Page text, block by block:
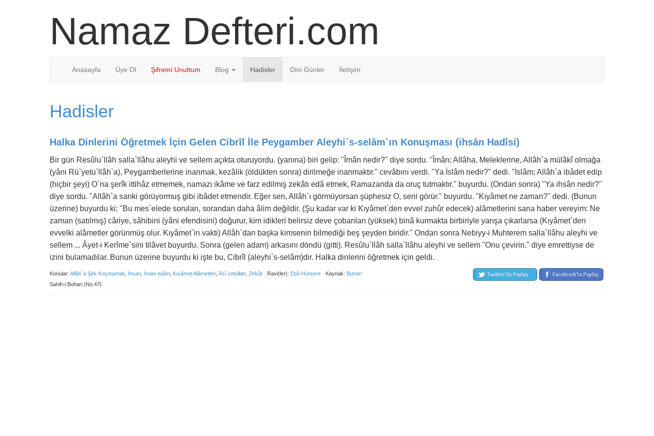
Namaz Defteri.com
Anasayfa Üye Ol Şifremi Unuttum Blog Hadisler Dini Günler İletişim
Hadisler
Halka Dinlerini Öğretmek İçin Gelen Cibrîl İle Peygamber Aleyhi`s-selâm`ın Konuşması (ihsân Hadîsi)
Bir gün Resûlu`llâh salla`llâhu aleyhi ve sellem açıkta oturuyordu. (yanına) biri gelip: "Îmân nedir?" diye sordu. "Îmân; Allâha, Meleklerine, Allâh`a mülâkî olmağa
(yâni Rü`yetu`llâh`a), Peygamberlerine inanmak, kezâlik (öldükten sonra) dirilmeğe inanmaktır." cevâbını verdi. "Ya İslâm nedir?" dedi. "İslâm; Allâh`a ibâdet edip
(hiçbir şeyi) O`na şerîk ittihâz etmemek, namazı ikâme ve farz edilmiş zekâtı edâ etmek, Ramazanda da oruç tutmaktır." buyurdu. (Ondan sonra) "Ya ihsân nedir?"
diye sordu. "Allâh`a sanki görüyormuş gibi ibâdet etmendir. Eğer sen, Allâh`ı görmüyorsan şüphesiz O, seni görür." buyurdu. "Kıyâmet ne zaman?" dedi. (Bunun
üzerine) buyurdu ki: "Bu mes`elede sorulan, sorandan daha âlim değildir. (Şu kadar var ki Kıyâmet`den evvel zuhûr edecek) alâmetlerini sana haber vereyim: Ne
zaman (satılmış) câriye, sâhibini (yâni efendisini) doğurur, kim idikleri belirsiz deve çobanları (yüksek) binâ kurmakta birbiriyle yarışa çıkarlarsa (Kıyâmet`den
evvelki alâmetler görünmüş olur. Kıyâmet`in vakti) Allâh`dan başka kimsenin bilmediği beş şeyden biridir." Ondan sonra Nebiyy-i Muhterem salla`llâhu aleyhi ve
sellem ... Âyet-i Kerîme`sini tilâvet buyurdu. Sonra (gelen adam) arkasını döndü (gitti). Resûlu`llâh salla`llâhu aleyhi ve sellem "Onu çevirin." diye emrettiyse de
izini bulamadılar. Bunun üzerine buyurdu ki işte bu, Cibrîl (aleyhi`s-selâm)dir. Halka dinlerini öğretmek için geldi.
Konular: Allâh`a Şirk Koşmamak İhsan İman-islâm Kıyâmet Alâmetleri Rü`yetullah Zekât Ravi(ler): Ebû Hüreyre Kaynak: Buhari
Sahih-i Buhari (No.47)